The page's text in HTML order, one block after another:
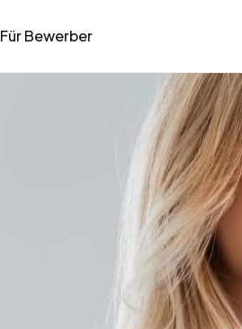
Für Bewerber